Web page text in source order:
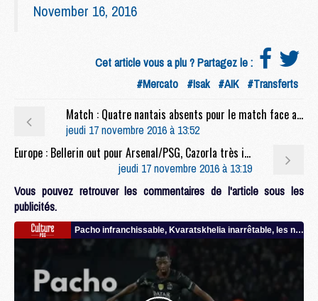
November 16, 2016
Cet article vous a plu ? Partagez le :
#Mercato #Isak #AIK #Transferts
Match : Quatre nantais absents pour le match face au PSG
jeudi 17 novembre 2016 à 13:52
Europe : Bellerin out pour Arsenal/PSG, Cazorla très incertain
jeudi 17 novembre 2016 à 13:19
Vous pouvez retrouver les commentaires de l'article sous les
publicités.